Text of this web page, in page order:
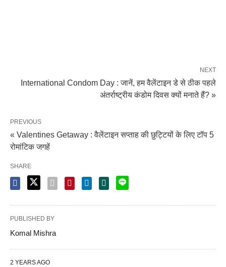
NEXT
International Condom Day : जानें, हम वैलेंटाइन डे से ठीक पहले
अंतर्राष्ट्रीय कंडोम दिवस क्यों मनाते हैं? »
PREVIOUS
« Valentines Getaway : वैलेंटाइन सप्ताह की छुट्टियों के लिए टॉप 5
रोमांटिक जगहें
SHARE
PUBLISHED BY
Komal Mishra
2 YEARS AGO